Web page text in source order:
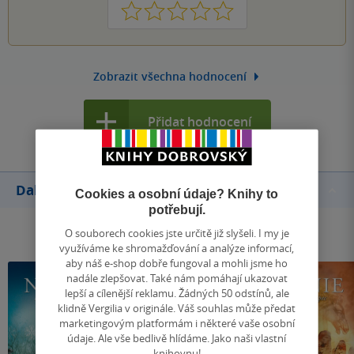
1 2 3 4 5
Zobrazit všechna hodnocení
Přidat hodnocení
Další knihy autoraCookies a osobní údaje? Knihy to
potřebují.
O souborech cookies jste určitě již slyšeli. I my je
využíváme ke shromažďování a analýze informací,
aby náš e-shop dobře fungoval a mohli jsme ho
nadále zlepšovat. Také nám pomáhají ukazovat
lepší a cílenější reklamu. Žádných 50 odstínů, ale
klidně Vergilia v originále. Váš souhlas může předat
marketingovým platformám i některé vaše osobní
údaje. Ale vše bedlivě hlídáme. Jako naši vlastní